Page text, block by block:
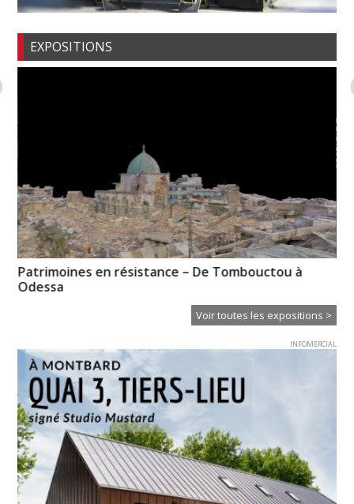
EXPOSITIONS
Patrimoines en résistance – De Tombouctou à
Odessa
Voir toutes les expositions >
INFOMERCIAL